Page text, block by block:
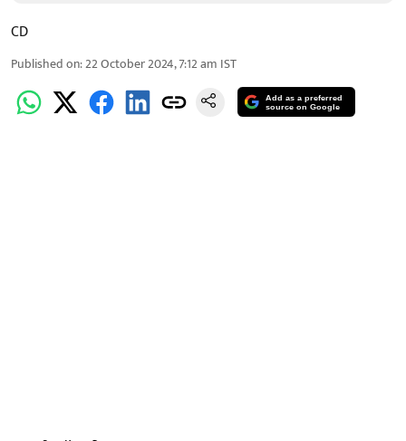
CD
Published on:22 October 2024, 7:12 am IST
Add as a preferred
source on Google